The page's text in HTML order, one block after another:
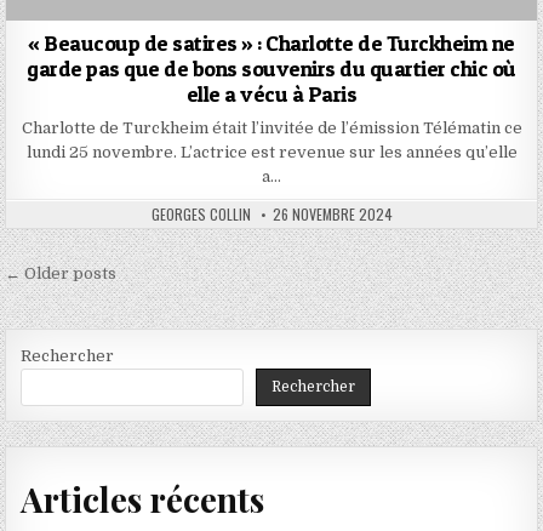
« Beaucoup de satires » : Charlotte de Turckheim ne
garde pas que de bons souvenirs du quartier chic où
elle a vécu à Paris
Charlotte de Turckheim était l’invitée de l’émission Télématin ce
lundi 25 novembre. L’actrice est revenue sur les années qu’elle
a…
AUTHOR:
GEORGES COLLIN PUBLISHED
DATE:
26 NOVEMBRE 2024
Navigation
des
articles
← Older posts
Rechercher
Rechercher
Articles récents